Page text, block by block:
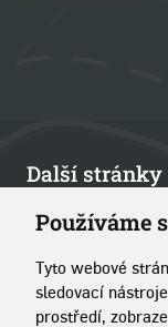
Používáme
Tyto webové
sledovací
prostředí,
Další stránky
Články
Kontakt